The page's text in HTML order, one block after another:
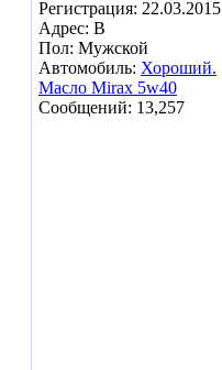
Регистрация: 22.03.2015
Адрес: В
Пол: Мужской
Автомобиль: Хороший.
Масло Mirax 5w40
Сообщений: 13,257